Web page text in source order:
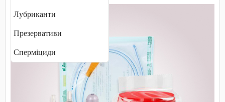
Лубриканти
Презервативи
Сперміциди